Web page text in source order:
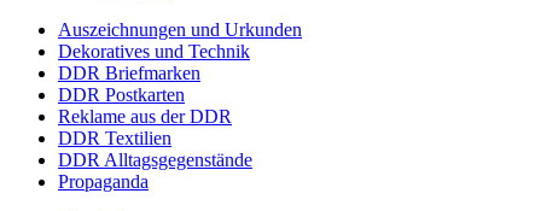
Auszeichnungen und Urkunden
Dekoratives und Technik
DDR Briefmarken
DDR Postkarten
Reklame aus der DDR
DDR Textilien
DDR Alltagsgegenstände
Propaganda